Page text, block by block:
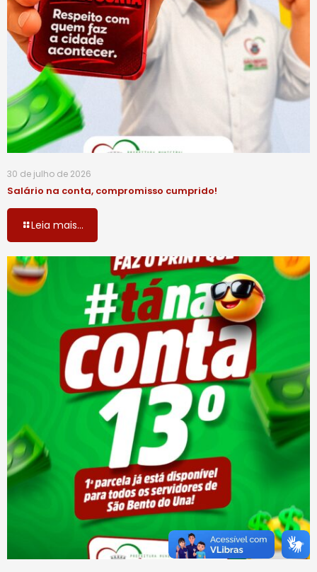
30 de julho de 2026
Salário na conta, compromisso cumprido!
Leia mais...